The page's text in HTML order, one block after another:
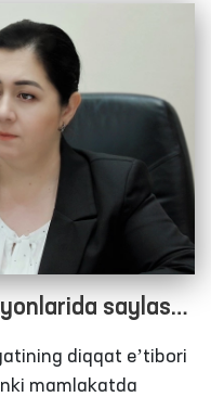
bo‘yicha yangi
saylash
ham barcha
diqqat eʼtibori
mamlakatda